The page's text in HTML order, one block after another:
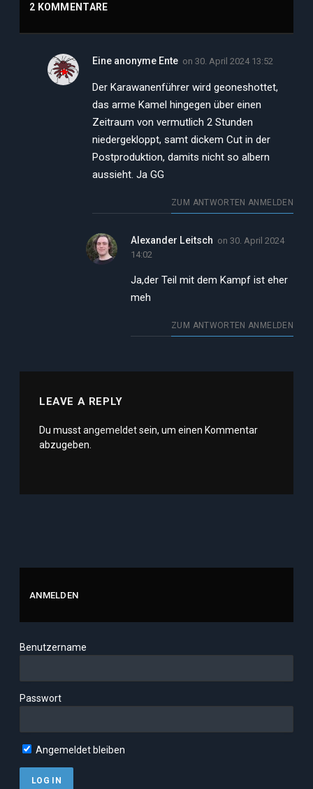
2 KOMMENTARE
Eine anonyme Ente on 30. April 2024 13:52
Der Karawanenführer wird geoneshottet,
das arme Kamel hingegen über einen
Zeitraum von vermutlich 2 Stunden
niedergekloppt, samt dickem Cut in der
Postproduktion, damits nicht so albern
aussieht. Ja GG
ZUM ANTWORTEN ANMELDEN
Alexander Leitsch on 30. April 2024
14:02
Ja,der Teil mit dem Kampf ist eher
meh
ZUM ANTWORTEN ANMELDEN
LEAVE A REPLY
Du musstangemeldetsein, um einen Kommentar
abzugeben.
ANMELDEN
Benutzername
Passwort
Angemeldet bleiben